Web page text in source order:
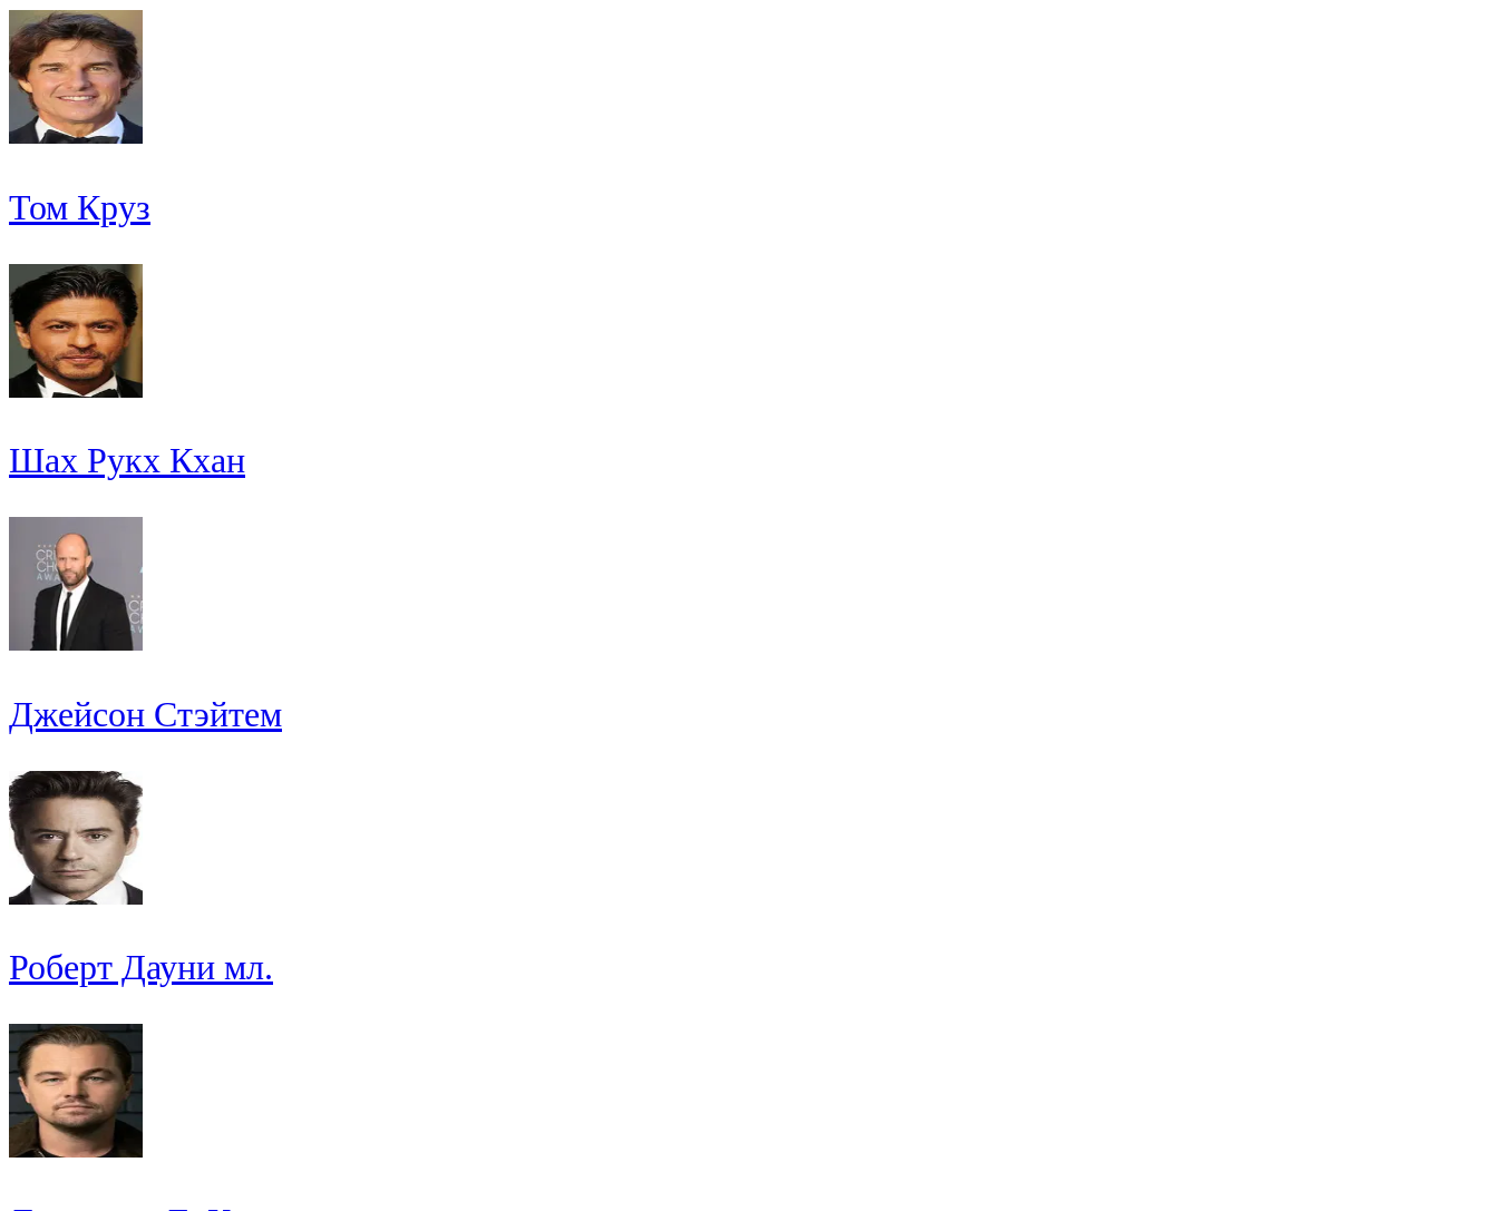
Том Круз
Шах Рукх Кхан
Джейсон Стэйтем
Роберт Дауни мл.